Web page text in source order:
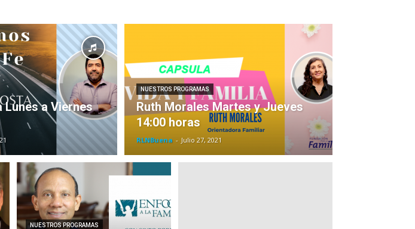
Lunes a Viernes
NUESTROS PROGRAMAS
Ruth Morales Martes y Jueves
14:00 horas
RLNBuena - Julio 27, 2021
NUESTROS PROGRAMAS